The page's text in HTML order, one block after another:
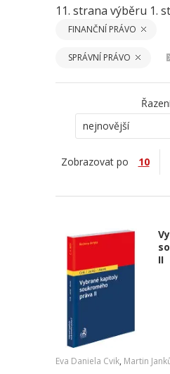
11. strana výběru 1.
FINANČNÍ PRÁVO
SPRÁVNÍ PRÁVO
nejnovější
Zobrazovat po 10
II
Eva Daniela Cvik, Martin